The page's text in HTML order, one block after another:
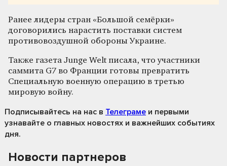
Ранее лидеры стран «Большой семёрки»
договорились нарастить поставки систем
противовоздушной обороны Украине.
Также газета Junge Welt писала, что участники
саммита G7 во Франции готовы превратить
Специальную военную операцию в третью
мировую войну.
Подписывайтесь на нас в Телеграме и первыми
узнавайте о главных новостях и важнейших событиях
дня.
Новости партнеров